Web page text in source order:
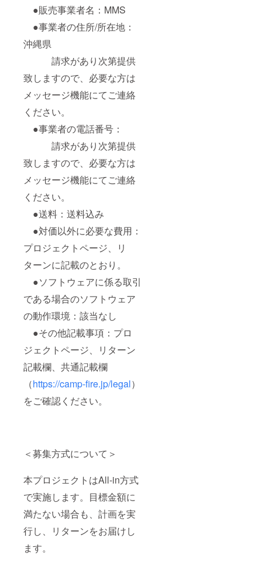
●販売事業者名：MMS
●事業者の住所/所在地：
沖縄県
請求があり次第提供
致しますので、必要な方は
メッセージ機能にてご連絡
ください。
●事業者の電話番号：
請求があり次第提供
致しますので、必要な方は
メッセージ機能にてご連絡
ください。
●送料：送料込み
●対価以外に必要な費用：
プロジェクトページ、リ
ターンに記載のとおり。
●ソフトウェアに係る取引
である場合のソフトウェア
の動作環境：該当なし
●その他記載事項：プロ
ジェクトページ、リターン
記載欄、共通記載欄
（https://camp-fire.jp/legal）
をご確認ください。
＜募集方式について＞
本プロジェクトはAll-in方式
で実施します。目標金額に
満たない場合も、計画を実
行し、リターンをお届けし
ます。